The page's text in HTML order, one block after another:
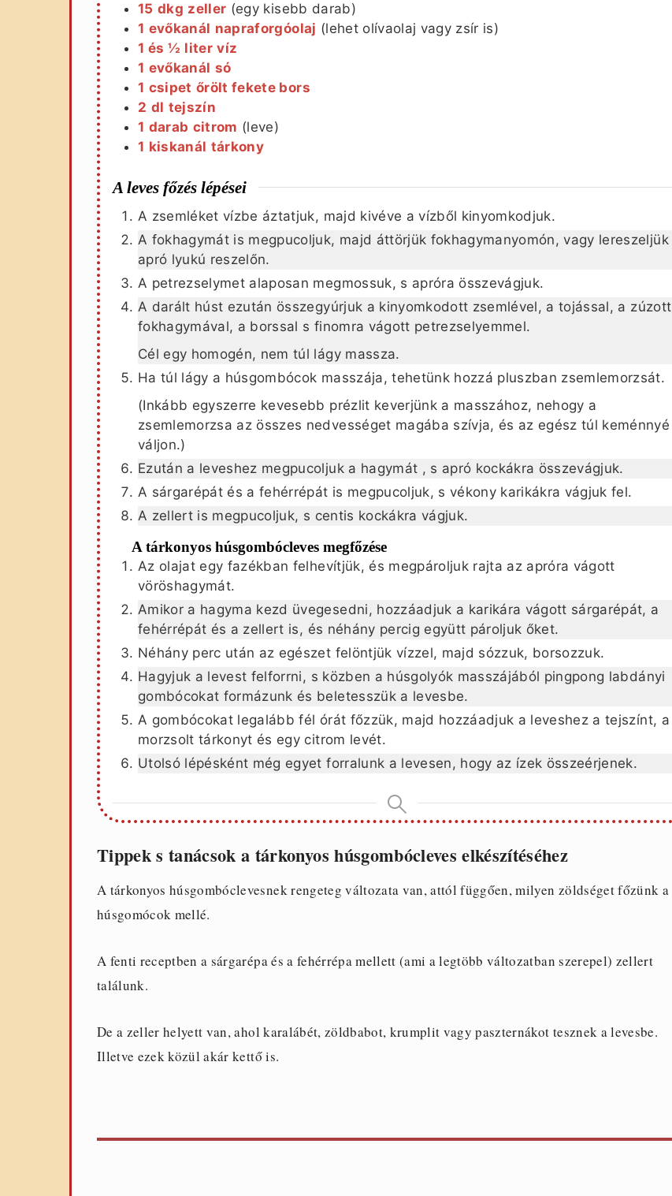
15 dkg zeller (egy kisebb darab)
1 evőkanál napraforgóolaj (lehet olívaolaj vagy zsír is)
1 és ½ liter víz
1 evőkanál só
1 csipet őrölt fekete bors
2 dl tejszín
1 darab citrom (leve)
1 kiskanál tárkony
A leves főzés lépései
A zsemléket vízbe áztatjuk, majd kivéve a vízből kinyomkodjuk.
A fokhagymát is megpucoljuk, majd áttörjük fokhagymanyomón, vagy lereszeljük
apró lyukú reszelőn.
A petrezselymet alaposan megmossuk, s apróra összevágjuk.
A darált húst ezután összegyúrjuk a kinyomkodott zsemlével, a tojással, a zúzott
fokhagymával, a borssal s finomra vágott petrezselyemmel.
Cél egy homogén, nem túl lágy massza.
Ha túl lágy a húsgombócok masszája, tehetünk hozzá pluszban zsemlemorzsát.
(Inkább egyszerre kevesebb prézlit keverjünk a masszához, nehogy a
zsemlemorzsa az összes nedvességet magába szívja, és az egész túl keménnyé
váljon.)
Ezután a leveshez megpucoljuk a hagymát , s apró kockákra összevágjuk.
A sárgarépát és a fehérrépát is megpucoljuk, s vékony karikákra vágjuk fel.
A zellert is megpucoljuk, s centis kockákra vágjuk.
A tárkonyos húsgombócleves megfőzése
Az olajat egy fazékban felhevítjük, és megpároljuk rajta az apróra vágott
vöröshagymát.
Amikor a hagyma kezd üvegesedni, hozzáadjuk a karikára vágott sárgarépát, a
fehérrépát és a zellert is, és néhány percig együtt pároljuk őket.
Néhány perc után az egészet felöntjük vízzel, majd sózzuk, borsozzuk.
Hagyjuk a levest felforrni, s közben a húsgolyók masszájából pingpong labdányi
gombócokat formázunk és beletesszük a levesbe.
A gombócokat legalább fél órát főzzük, majd hozzáadjuk a leveshez a tejszínt, a
morzsolt tárkonyt és egy citrom levét.
Utolsó lépésként még egyet forralunk a levesen, hogy az ízek összeérjenek.
Tippek s tanácsok a tárkonyos húsgombócleves elkészítéséhez
A tárkonyos húsgombóclevesnek rengeteg változata van, attól függően, milyen zöldséget főzünk a
húsgomócok mellé.
A fenti receptben a sárgarépa és a fehérrépa mellett (ami a legtöbb változatban szerepel) zellert
találunk.
De a zeller helyett van, ahol karalábét, zöldbabot, krumplit vagy paszternákot tesznek a levesbe.
Illetve ezek közül akár kettő is.